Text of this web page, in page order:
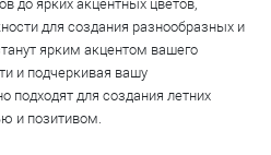
до ярких акцентных цветов,
для создания разнообразных и
ярким акцентом вашего
и подчеркивая вашу
подходят для создания летних
и позитивом.